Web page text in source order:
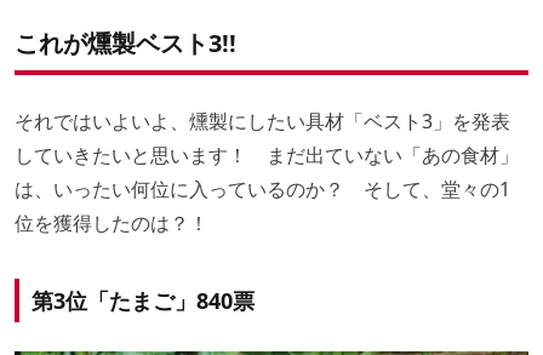
これが燻製ベスト3!!
それではいよいよ、燻製にしたい具材「ベスト3」を発表
していきたいと思います！ まだ出ていない「あの食材」
は、いったい何位に入っているのか？ そして、堂々の1
位を獲得したのは？！
第3位「たまご」840票